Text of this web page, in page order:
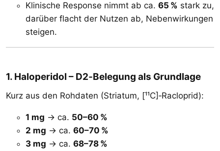
Klinische Response nimmt ab ca. 65 % stark zu,
darüber flacht der Nutzen ab, Nebenwirkungen
steigen.
1. Haloperidol – D2‑Belegung als Grundlage​
Kurz aus den Rohdaten (Striatum, [¹¹C]‑Racloprid):
1 mg → ca. 50–60 %
2 mg → ca. 60–70 %
3 mg → ca. 68–78 %